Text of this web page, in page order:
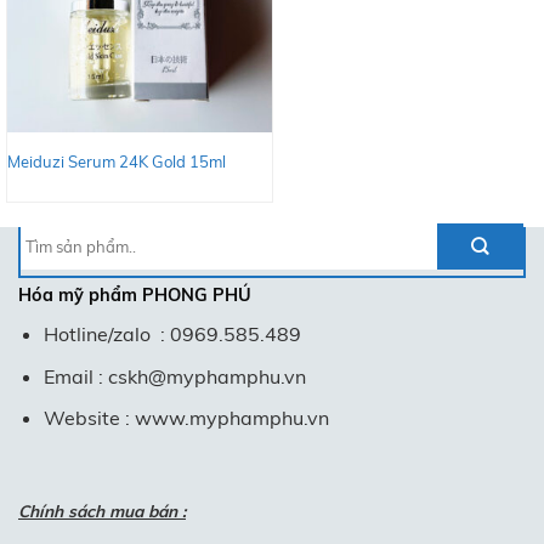
Meiduzi Serum 24K Gold 15ml
Tìm
kiếm:
Hóa mỹ phẩm PHONG PHÚ
Hotline/zalo : 0969.585.489
Email : cskh@myphamphu.vn
Website : www.myphamphu.vn
Chính sách mua bán :